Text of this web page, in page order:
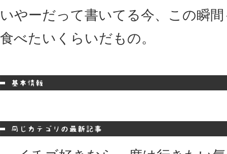
いやーだって書いてる今、この瞬
食べたいくらいだもの。